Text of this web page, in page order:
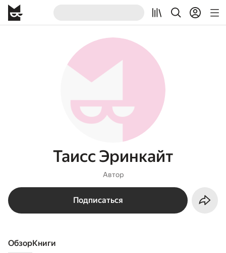
Таисс Эринкайт
Автор
Подписаться
Обзор книги